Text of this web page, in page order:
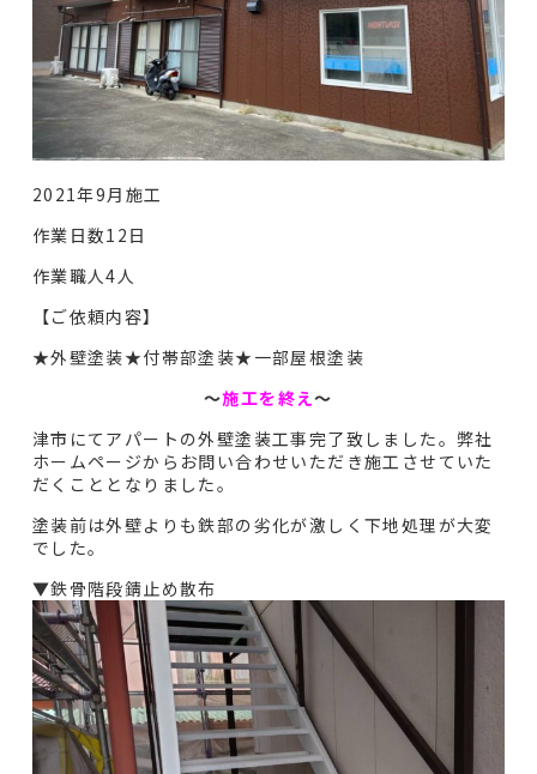
2021年9月施工
作業日数12日
作業職人4人
【ご依頼内容】
★外壁塗装★付帯部塗装★一部屋根塗装
〜施工を終え〜
津市にてアパートの外壁塗装工事完了致しました。弊社
ホームページからお問い合わせいただき施工させていた
だくこととなりました。
塗装前は外壁よりも鉄部の劣化が激しく下地処理が大変
でした。
▼鉄骨階段錆止め散布